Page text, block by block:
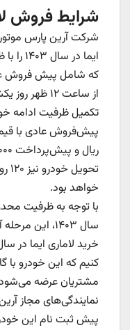
شرایط فروش
شرکت آرین پارس
ایما
که شامل پیش‌ فروش
تکمیل ظرفیت ادامه
خواهد بود.
با توجه به ظرفیت
سال ۱۴۰۳،
خرید لاماری ایما در
مشتریان عرضه
نمایندگی‌های مجاز
پیش‌ ثبت‌ نام این